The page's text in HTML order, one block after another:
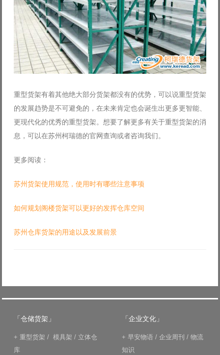
重型货架有着其他绝大部分货架都没有的优势，可以说重型货架
的发展趋势是不可避免的，在未来肯定也会诞生出更多更智能、
更现代化的优秀的重型货架。想要了解更多有关于重型货架的消
息，可以在苏州柯瑞德的官网查询或者咨询我们。
更多阅读：
苏州货架使用规范，使用时有哪些注意事项
如何规划阁楼货架可以更好的发挥仓库空间
苏州仓库货架的用途以及发展前景
「仓储货架」
+ 重型货架 / 模具架 / 立体仓
库
「企业文化」
+ 早安物语 / 企业周刊 / 物流
知识